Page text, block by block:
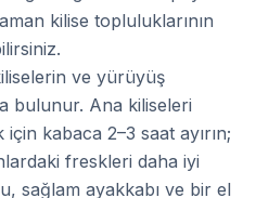
kilise topluluklarının
ve yürüyüş
bulunur. Ana kiliseleri
kabaca 2–3 saat ayırın;
freskleri daha iyi
sağlam ayakkabı ve bir el